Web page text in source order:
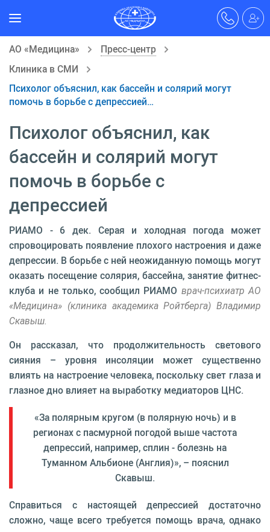
АО «Медицина»
Пресс-центр
Клиника в СМИ
Психолог объяснил, как бассейн и солярий могут
помочь в борьбе с депрессией…
Психолог объяснил, как
бассейн и солярий могут
помочь в борьбе с
депрессией
РИАМО - 6 дек. Серая и холодная погода может
спровоцировать появление плохого настроения и даже
депрессии. В борьбе с ней неожиданную помощь могут
оказать посещение солярия, бассейна, занятие фитнес-
клуба и не только, сообщил РИАМО врач-психиатр АО
«Медицина» (клиника академика Ройтберга) Владимир
Скавыш.
Он рассказал, что продолжительность светового
сияния – уровня инсоляции может существенно
влиять на настроение человека, поскольку свет глаза и
глазное дно влияет на выработку медиаторов ЦНС.
«За полярным кругом (в полярную ночь) и в
регионах с пасмурной погодой выше частота
депрессий, например, сплин - болезнь на
Туманном Альбионе (Англия)», – пояснил
Скавыш.
Справиться с настоящей депрессией достаточно
сложно, чаще всего требуется помощь врача, однако